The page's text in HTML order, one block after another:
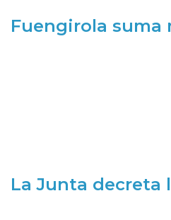
Fuengirola suma
La Junta decreta